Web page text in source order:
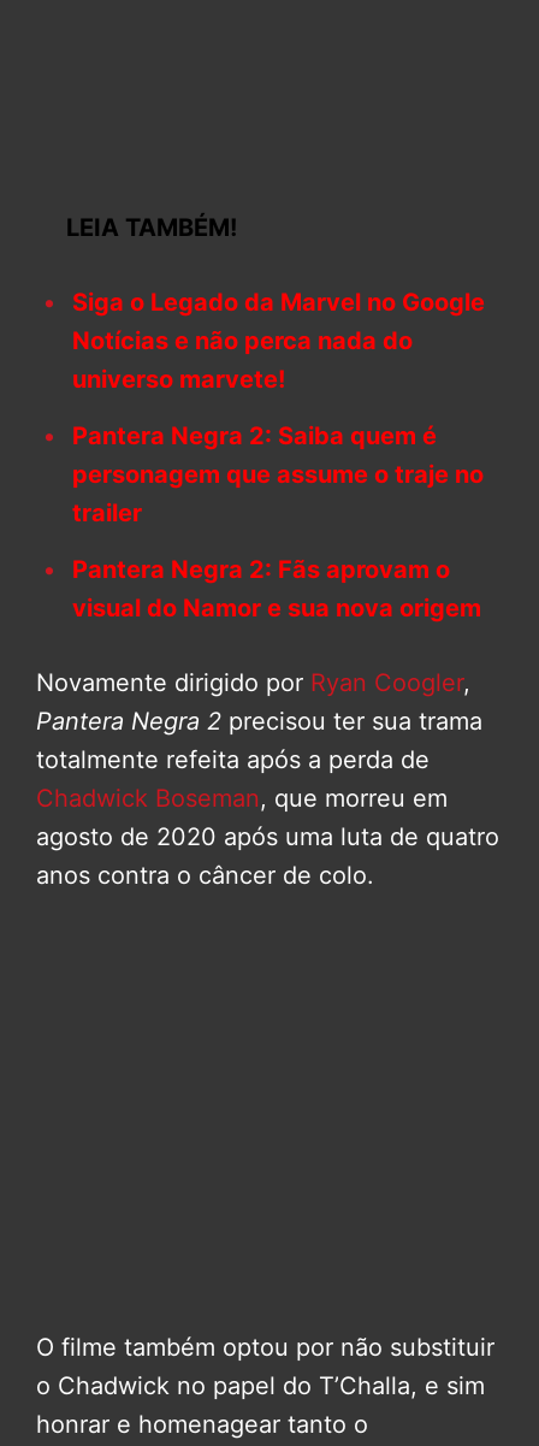
LEIA TAMBÉM!
Siga o Legado da Marvel no Google
Notícias e não perca nada do
universo marvete!
Pantera Negra 2: Saiba quem é
personagem que assume o traje no
trailer
Pantera Negra 2: Fãs aprovam o
visual do Namor e sua nova origem
Novamente dirigido por Ryan Coogler,
Pantera Negra 2 precisou ter sua trama
totalmente refeita após a perda de
Chadwick Boseman, que morreu em
agosto de 2020 após uma luta de quatro
anos contra o câncer de colo.
O filme também optou por não substituir
o Chadwick no papel do T’Challa, e sim
honrar e homenagear tanto o